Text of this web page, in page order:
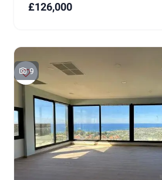
£126,000
9